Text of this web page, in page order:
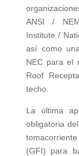
ANSI /
Institute /
así como
NEC para el
Roof
techo.
La última
obligatoria
(GFI) para